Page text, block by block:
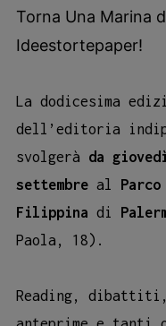
Torna Una Marina
Ideestortepaper!
La dodicesima
dell’editoria
svolgerà da
settembre al
Filippina di
Paola, 18).
Reading,